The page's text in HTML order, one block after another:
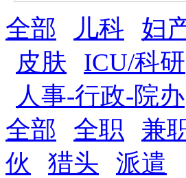
薪资与社保
五险 住房公积金
全勤奖 加班补助
法定节假日三薪 工龄奖
晋升与政策
8小时工作制 周末双休
全部 儿科 妇
皮肤
ICU/科研
人事-行政-院办
全部
全职 兼
伙
猎头 派遣